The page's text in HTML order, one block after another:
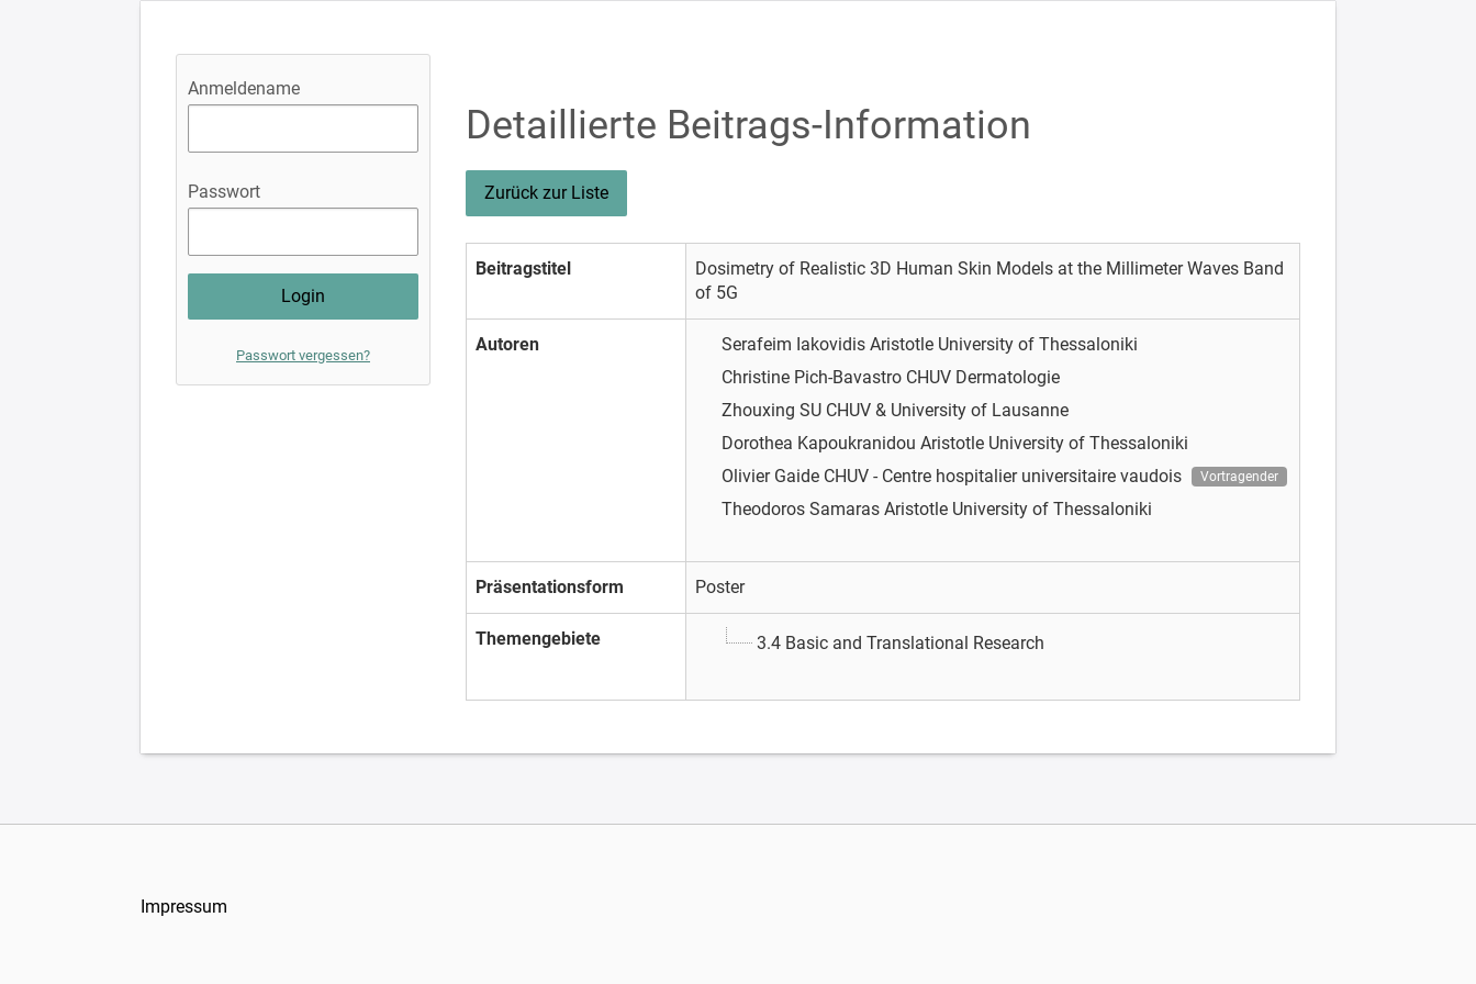
Anmeldename
Passwort
Passwort vergessen?
Detaillierte Beitrags-Information
Zurück zur Liste
Beitragstitel
Dosimetry of Realistic 3D Human Skin Models at the Millimeter Waves Band
of 5G
Autoren Serafeim Iakovidis Aristotle University of Thessaloniki
Christine Pich-Bavastro CHUV Dermatologie
Zhouxing SU CHUV & University of Lausanne
Dorothea Kapoukranidou Aristotle University of Thessaloniki
Olivier Gaide CHUV - Centre hospitalier universitaire vaudois Vortragender
Theodoros Samaras Aristotle University of Thessaloniki
Präsentationsform Poster
Themengebiete 3.4 Basic and Translational Research
Impressum